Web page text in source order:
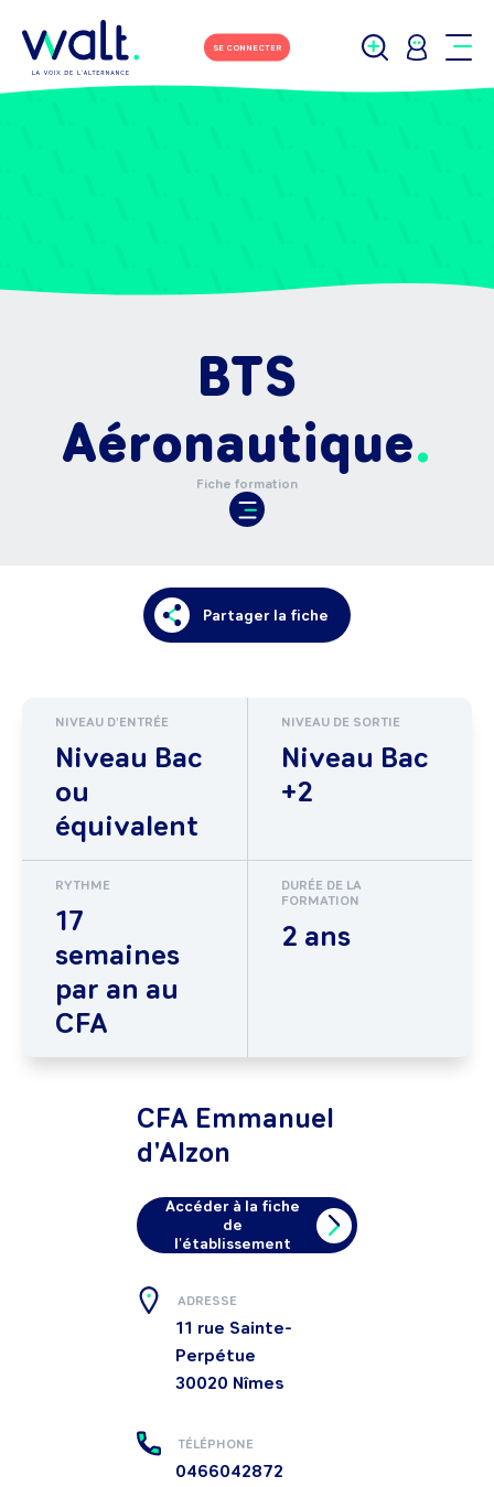
SE CONNECTER
BTS
Aéronautique
Fiche formation
Partager la fiche
NIVEAU D'ENTRÉE
Niveau Bac
ou
équivalent
NIVEAU DE SORTIE
Niveau Bac
+2
RYTHME
17
semaines
par an au
CFA
DURÉE DE LA
FORMATION
2 ans
CFA Emmanuel
d'Alzon
Accéder à la fiche
de
l'établissement
ADRESSE
11 rue Sainte-
Perpétue
30020 Nîmes
TÉLÉPHONE
0466042872